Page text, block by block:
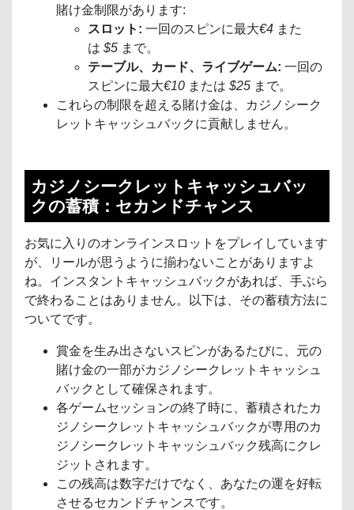
賭け金制限があります:
スロット: 一回のスピンに最大€4 また
は $5 まで。
テーブル、カード、ライブゲーム: 一回の
スピンに最大€10 または $25 まで。
これらの制限を超える賭け金は、カジノシーク
レットキャッシュバックに貢献しません。
カジノシークレットキャッシュバッ
クの蓄積：セカンドチャンス
お気に入りのオンラインスロットをプレイしています
が、リールが思うように揃わないことがありますよ
ね。インスタントキャッシュバックがあれば、手ぶら
で終わることはありません。以下は、その蓄積方法に
ついてです。
賞金を生み出さないスピンがあるたびに、元の
賭け金の一部がカジノシークレットキャッシュ
バックとして確保されます。
各ゲームセッションの終了時に、蓄積されたカ
ジノシークレットキャッシュバックが専用のカ
ジノシークレットキャッシュバック残高にクレ
ジットされます。
この残高は数字だけでなく、あなたの運を好転
させるセカンドチャンスです。